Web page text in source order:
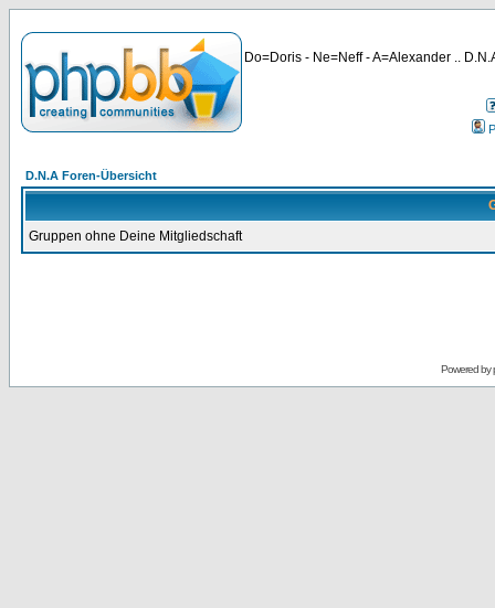
Do=Doris - Ne=Neff - A=Alexander ..
D.N.A Foren-Übersicht
Gruppen ohne Deine Mitgliedschaft
Powered by